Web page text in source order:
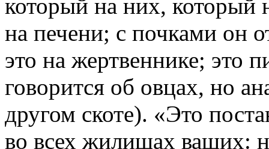
который на них, который
на печени; с почками он
это на жертвеннике; это
говорится об овцах, но
другом скоте). «Это
во всех жилищах ваших: